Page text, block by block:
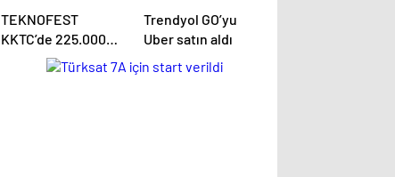
TEKNOFEST
KKTC’de 225.000
kişilik dev buluşma!
Trendyol GO’yu
Uber satın aldı